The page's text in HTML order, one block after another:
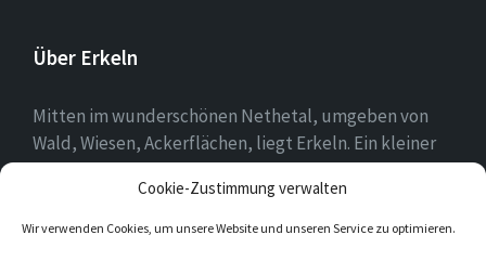
Cookie-Zustimmung verwalten
Wir verwenden Cookies, um unsere Website und unseren Service zu optimieren.
Über Erkeln
Mitten im wunderschönen Nethetal, umgeben von
Wald, Wiesen, Ackerflächen, liegt Erkeln. Ein kleiner
Ort, in dem sich die Menschen mit ihrer Heimat
identifizieren und es schätzen, hier zu leben.